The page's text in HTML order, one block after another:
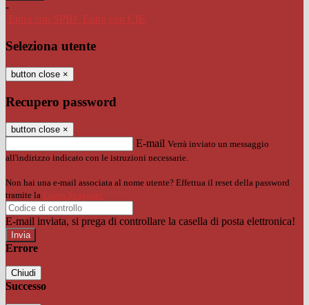
-
Entra con SPID
Entra con CIE
Seleziona utente
button close ×
Recupero password
button close ×
E-mail Verrà inviato un messaggio
all'indirizzo indicato con le istruzioni necessarie.
Non hai una e-mail associata al nome utente? Effettua il reset della password
tramite la Login Spaggiari
E-mail inviata, si prega di controllare la casella di posta elettronica!
Errore
Chiudi
Successo